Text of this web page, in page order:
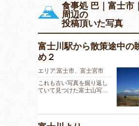
食事処 巴｜富士市
周辺の
投稿頂いた写真
富士川駅から散策途中の
め２
エリア:富士市、富士宮市
これも古い写真を掘り返し
ていて見つけた富士山写…